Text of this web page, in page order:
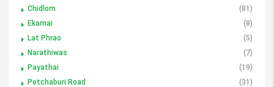
Chidlom
(81)
Ekamai
(8)
Lat Phrao
(5)
Narathiwas
(7)
Payathai
(19)
Petchaburi Road
(31)